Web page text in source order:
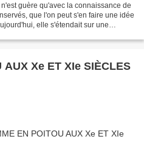
guère qu'avec la connaissance de
que l'on peut s'en faire une idée
elle s'étendait sur une
AUX Xe ET XIe SIÈCLES